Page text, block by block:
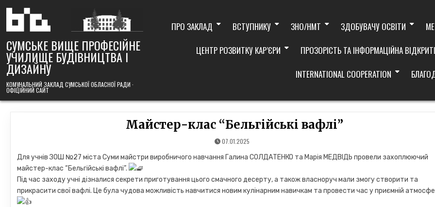
content
СУМСЬКЕ ВИЩЕ ПРОФЕСІЙНЕ
УЧИЛИЩЕ БУДІВНИЦТВА І
ДИЗАЙНУ
КОМУНАЛЬНИЙ ЗАКЛАД СУМСЬКОЇ ОБЛАСНОЇ РАДИ ·
ОФІЦІЙНИЙ САЙТ
ПРО ЗАКЛАД ВСТУПНИКУ ЗНО/НМТ ЗДОБУВАЧУ ОСВІТИ
ЦЕНТР РОЗВИТКУ КАР’ЄРИ
ПРОЗОРІСТЬ ТА ІНФОРМАЦІЙНА
INTERNATIONAL COOPERATION
Майстер-клас “Бельгійські вафлі”
07.01.2025
Для учнів ЗОШ №27 міста Суми майстри виробничого навчання Галина СОЛДАТЕНКО та Марія МЕДВІДЬ провели захоплюючий
майстер-клас “Бельгійські вафлі”.
Під час заходу учні дізналися секрети приготування цього смачного десерту, а також власноруч мали змогу створити та
прикрасити свої вафлі. Це була чудова можливість навчитися новим кулінарним навичкам та провести час у приємній